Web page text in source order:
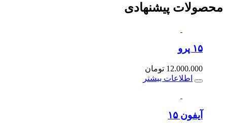
محصولات پیشنهادی
۱۵ پرو
12.000.000 تومان
اطلاعات بیشتر
آیفون ۱۵